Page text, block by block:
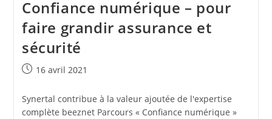
Filiale
Du
Domaine
Bancaire
Confiance numérique – pour
faire grandir assurance et
sécurité
Publication
16 avril 2021
Synertal contribue à la valeur ajoutée de l'expertise
complète beeznet Parcours « Confiance numérique »